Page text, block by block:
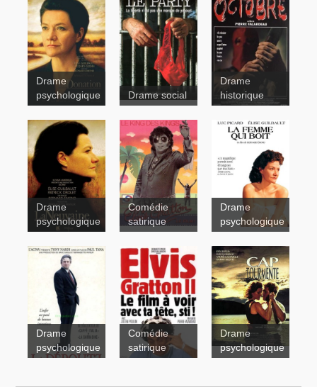
La
donation
Drame
psychologique
Le
Drame social
Octobre
Drame
historique
La
Neuvaine
Drame
psychologique
Comédie
satirique
Drame
psychologique
Drame
psychologique
Comédie
satirique
Cap
Drame
psychologique